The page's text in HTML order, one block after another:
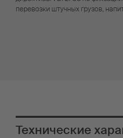
перевозки штучных грузов,
Технические